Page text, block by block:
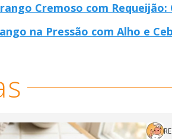
Cremoso com
na Pressão com Alho e